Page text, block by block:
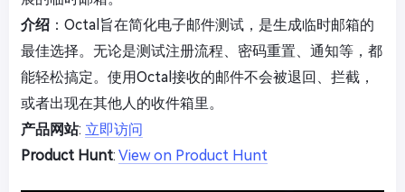
介绍 ：Octal旨在简化电子邮件测试，是生成临时邮箱的
最佳选择。无论是测试注册流程、密码重置、通知等，都
能轻松搞定。使用Octal接收的邮件不会被退回、拦截，
或者出现在其他人的收件箱里。
产品网站: 立即访问
Product Hunt: View on Product Hunt